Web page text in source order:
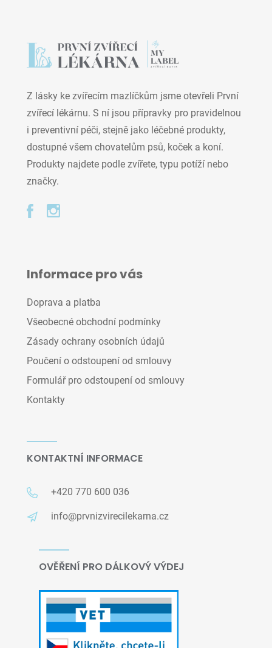
Z lásky ke zvířecím mazlíčkům jsme otevřeli První
zvířecí lékárnu. S ní jsou přípravky pro pravidelnou
i preventivní péči, stejně jako léčebné produkty,
dostupné všem chovatelům psů, koček a koní.
Produkty najdete podle zvířete, typu potíží nebo
značky.
Informace pro vás
Doprava a platba
Všeobecné obchodní podmínky
Zásady ochrany osobních údajů
Poučení o odstoupení od smlouvy
Formulář pro odstoupení od smlouvy
Kontakty
KONTAKTNÍ INFORMACE
+420 770 600 036
info@prvnizvirecilekarna.cz
OVĚŘENÍ PRO DÁLKOVÝ VÝDEJ